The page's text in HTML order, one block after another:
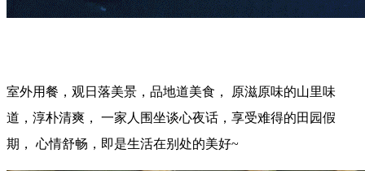
室外用餐，观日落美景，品地道美食， 原滋原味的山里味
道，淳朴清爽， 一家人围坐谈心夜话，享受难得的田园假
期， 心情舒畅，即是生活在别处的美好~